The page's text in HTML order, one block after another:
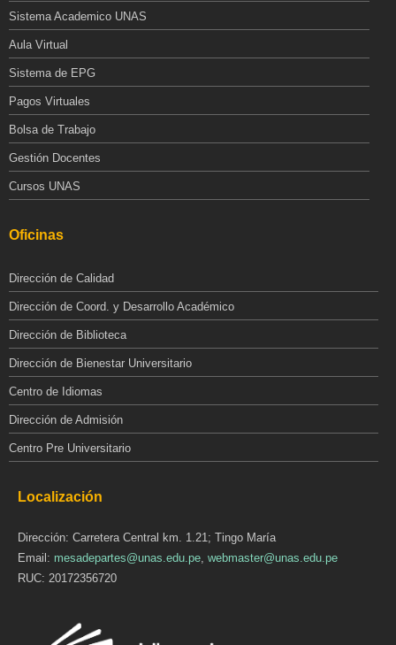
Sistema Academico UNAS
Aula Virtual
Sistema de EPG
Pagos Virtuales
Bolsa de Trabajo
Gestión Docentes
Cursos UNAS
Oficinas
Dirección de Calidad
Dirección de Coord. y Desarrollo Académico
Dirección de Biblioteca
Dirección de Bienestar Universitario
Centro de Idiomas
Dirección de Admisión
Centro Pre Universitario
Localización
Dirección: Carretera Central km. 1.21; Tingo María
Email: mesadepartes@unas.edu.pe, webmaster@unas.edu.pe
RUC: 20172356720